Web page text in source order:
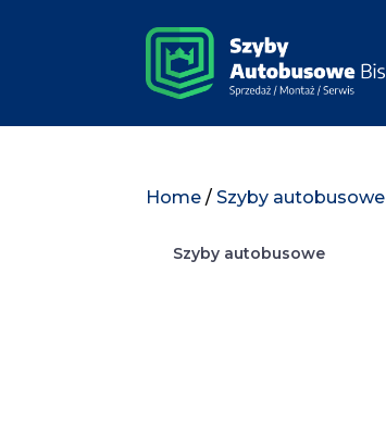
Home /Szyby autobusowe
Szyby autobusowe